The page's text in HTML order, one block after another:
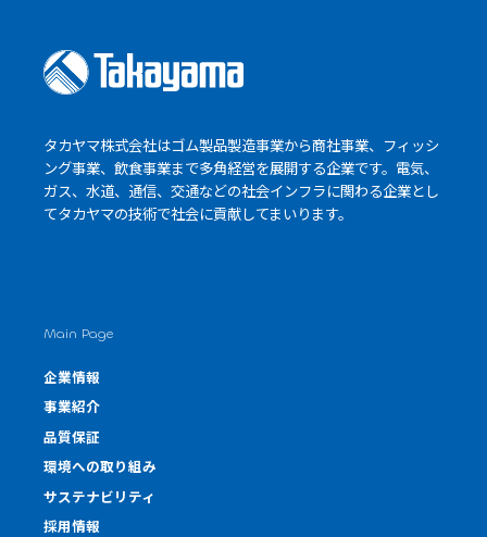
タカヤマ株式会社はゴム製品製造事業から商社事業、フィッシ
ング事業、飲食事業まで多角経営を展開する企業です。電気、
ガス、水道、通信、交通などの社会インフラに関わる企業とし
てタカヤマの技術で社会に貢献してまいります。
Main Page
企業情報
事業紹介
品質保証
環境への取り組み
サステナビリティ
採用情報